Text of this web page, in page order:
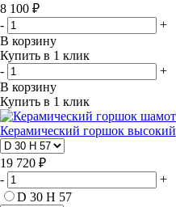
8 100 ₽
-
+
В корзину
Купить в 1 клик
-
+
В корзину
Купить в 1 клик
Керамический горшок высокий
19 720 ₽
-
+
D 30 H 57